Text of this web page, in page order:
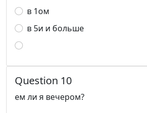
в 1ом
в 5и и больше
Question 10
ем ли я вечером?